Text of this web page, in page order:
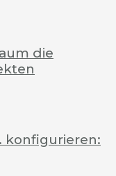
die
konfigurieren: